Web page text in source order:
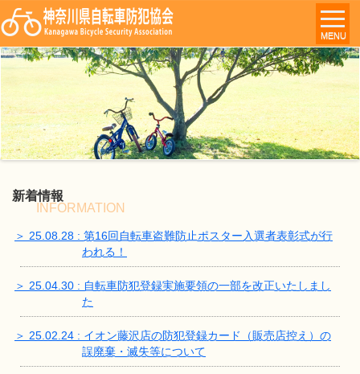
MENU
新着情報
INFORMATION
＞ 25.08.28 : 第16回自転車盗難防止ポスター入選者表彰式が行
われる！
＞ 25.04.30 : 自転車防犯登録実施要領の一部を改正いたしまし
た
＞ 25.02.24 : イオン藤沢店の防犯登録カード（販売店控え）の
誤廃棄・滅失等について